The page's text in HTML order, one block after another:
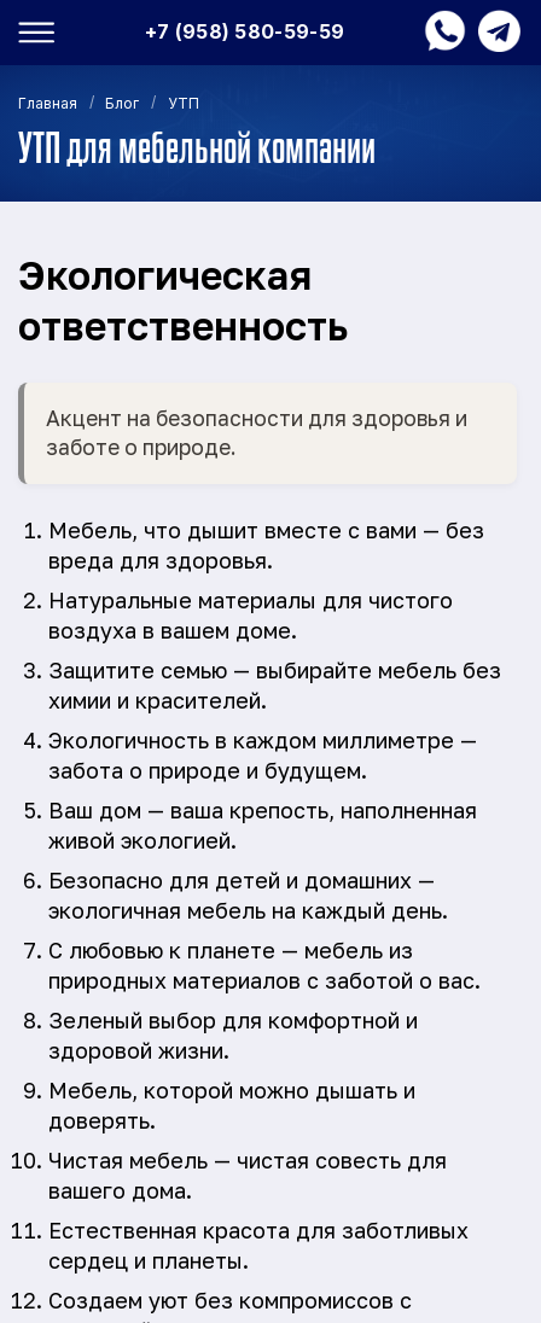
+7 (958) 580-59-59
Главная / Блог / УТП
УТП для мебельной компании
Экологическая
ответственность
Акцент на безопасности для здоровья и
заботе о природе.
Мебель, что дышит вместе с вами — без
вреда для здоровья.
Натуральные материалы для чистого
воздуха в вашем доме.
Защитите семью — выбирайте мебель без
химии и красителей.
Экологичность в каждом миллиметре —
забота о природе и будущем.
Ваш дом — ваша крепость, наполненная
живой экологией.
Безопасно для детей и домашних —
экологичная мебель на каждый день.
С любовью к планете — мебель из
природных материалов с заботой о вас.
Зеленый выбор для комфортной и
здоровой жизни.
Мебель, которой можно дышать и
доверять.
Чистая мебель — чистая совесть для
вашего дома.
Естественная красота для заботливых
сердец и планеты.
Создаем уют без компромиссов с